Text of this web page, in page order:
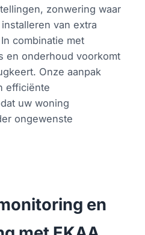
zonwering waar
van extra
combinatie met
en onderhoud voorkomt
Onze aanpak
efficiënte
uw woning
ongewenste
en